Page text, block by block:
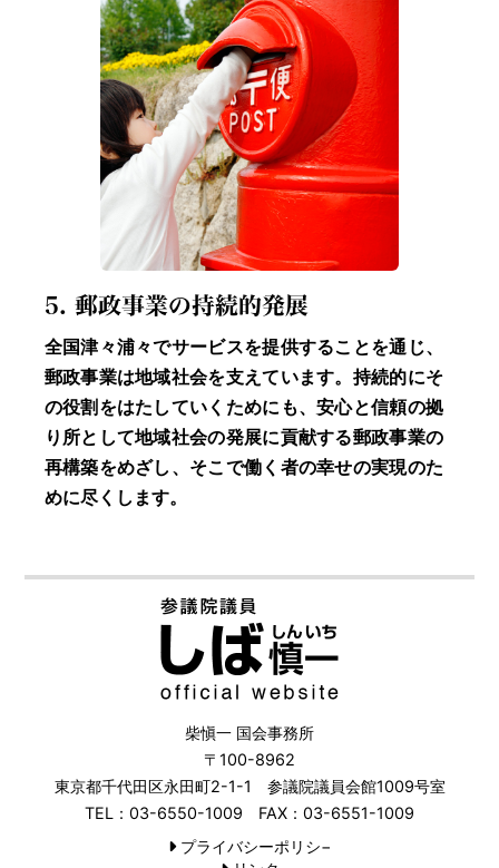
5. 郵政事業の持続的発展
全国津々浦々でサービスを提供することを通じ、
郵政事業は地域社会を支えています。持続的にそ
の役割をはたしていくためにも、安心と信頼の拠
り所として地域社会の発展に貢献する郵政事業の
再構築をめざし、そこで働く者の幸せの実現のた
めに尽くします。
柴愼一 国会事務所
〒100-8962
東京都千代田区永田町2-1-1 参議院議員会館1009号室
TEL：03-6550-1009 FAX：03-6551-1009
プライバシーポリシ−